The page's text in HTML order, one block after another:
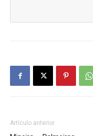
Artículo anterior